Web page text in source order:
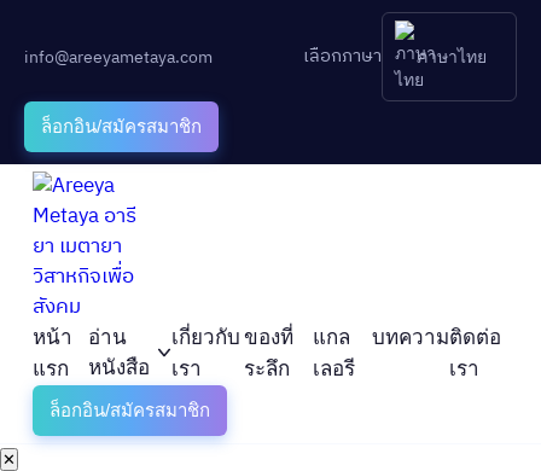
info@areeyametaya.com เลือกภาษา ภาษาไทย
ล็อกอิน/สมัครสมาชิก
หน้า
แรก
อ่าน
หนังสือ
เกี่ยวกับ
เรา
ของที่
ระลึก
แกล
เลอรี
บทความติดต่อ
เรา
ล็อกอิน/สมัครสมาชิก
✕